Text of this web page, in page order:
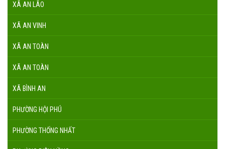
XÃ AN LÃO
XÃ AN VINH
XÃ AN TOÀN
XÃ AN TOÀN
XÃ BÌNH AN
PHƯỜNG HỘI PHÚ
PHƯỜNG THỐNG NHẤT